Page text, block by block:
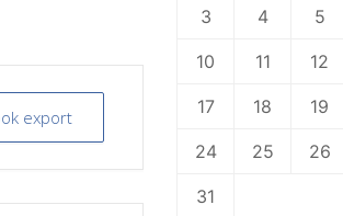
export
3 4 5
10 11 12
17 18 19
24 25 26
31